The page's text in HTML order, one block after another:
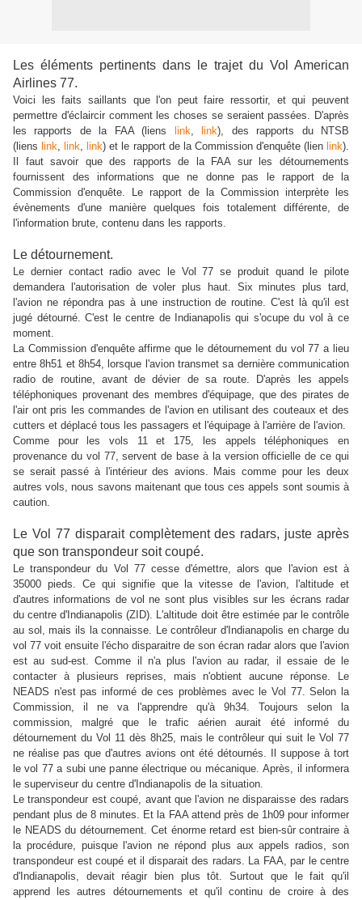
Les éléments pertinents dans le trajet du Vol American
Airlines 77.
Voici les faits saillants que l'on peut faire ressortir, et qui peuvent
permettre d'éclaircir comment les choses se seraient passées. D'après
les rapports de la FAA (liens
link, link), des rapports du NTSB
(liens link, link, link) et le rapport de la Commission d'enquête (lien link).
Il faut savoir que des rapports de la FAA sur les détournements
fournissent des informations que ne donne pas le rapport de la
Commission d'enquête. Le rapport de la Commission interprète les
évènements d'une manière quelques fois totalement différente, de
l'information brute, contenu dans les rapports.
Le détournement.
Le dernier contact radio avec le Vol 77 se produit quand le pilote
demandera l'autorisation de voler plus haut. Six minutes plus tard,
l'avion ne répondra pas à une instruction de routine. C'est là qu'il est
jugé détourné. C'est le centre de Indianapolis qui s'ocupe du vol à ce
moment.
La Commission d'enquête affirme que le détournement du vol 77 a lieu
entre 8h51 et 8h54, lorsque l'avion transmet sa dernière communication
radio de routine, avant de dévier de sa route. D'après les appels
téléphoniques provenant des membres d'équipage, que des pirates de
l'air ont pris les commandes de l'avion en utilisant des couteaux et des
cutters et déplacé tous les passagers et l'équipage à l'arrière de l'avion.
Comme pour les vols 11 et 175, les appels téléphoniques en
provenance du vol 77, servent de base à la version officielle de ce qui
se serait passé à l'intérieur des avions. Mais comme pour les deux
autres vols, nous savons maitenant que tous ces appels sont soumis à
caution.
Le Vol 77 disparait complètement des radars, juste après
que son transpondeur soit coupé.
Le transpondeur du Vol 77 cesse d'émettre, alors que l'avion est à
35000 pieds. Ce qui signifie que la vitesse de l'avion, l'altitude et
d'autres informations de vol ne sont plus visibles sur les écrans radar
du centre d'Indianapolis (ZID). L'altitude doit être estimée par le contrôle
au sol, mais ils la connaisse. Le contrôleur d'Indianapolis en charge du
vol 77 voit ensuite l'écho disparaitre de son écran radar alors que l'avion
est au sud-est. Comme il n'a plus l'avion au radar, il essaie de le
contacter à plusieurs reprises, mais n'obtient aucune réponse. Le
NEADS n'est pas informé de ces problèmes avec le Vol 77. Selon la
Commission, il ne va l'apprendre qu'à 9h34. Toujours selon la
commission, malgré que le trafic aérien aurait été informé du
détournement du Vol 11 dès 8h25, mais le contrôleur qui suit le Vol 77
ne réalise pas que d'autres avions ont été détournés. Il suppose à tort
le vol 77 a subi une panne électrique ou mécanique. Après, il informera
le superviseur du centre d'Indianapolis de la situation.
Le transpondeur est coupé, avant que l'avion ne disparaisse des radars
pendant plus de 8 minutes. Et la FAA attend près de 1h09 pour informer
le NEADS du détournement. Cet énorme retard est bien-sûr contraire à
la procédure, puisque l'avion ne répond plus aux appels radios, son
transpondeur est coupé et il disparait des radars. La FAA, par le centre
d'Indianapolis, devait réagir bien plus tôt. Surtout que le fait qu'il
apprend les autres détournements et qu'il continu de croire à des